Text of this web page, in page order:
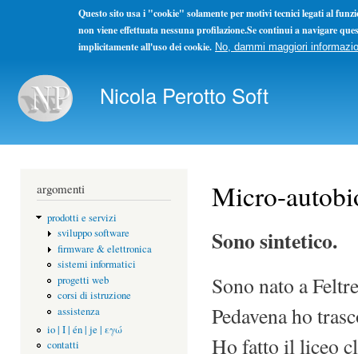
Questo sito usa i "cookie" solamente per motivi tecnici legati al
non viene effettuata nessuna profilazione.Se continui a navigare
implicitamente all'uso dei cookie. No, dammi maggiori
Nicola Perotto Soft
argomenti
prodotti e servizi
sviluppo software
firmware & elettronica
sistemi informatici
progetti web
corsi di istruzione
assistenza
io | I | én | je | εγώ
contatti
Micro-
Sono sintetico.
Sono nato a
Pedavena ho
Ho fatto il liceo